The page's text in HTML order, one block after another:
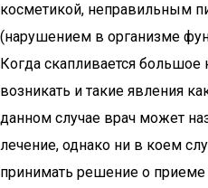
косметикой, неправильным
(нарушением в организме
Когда скапливается большое
возникать и такие явления
данном случае врач может
лечение, однако ни в коем
принимать решение о приеме